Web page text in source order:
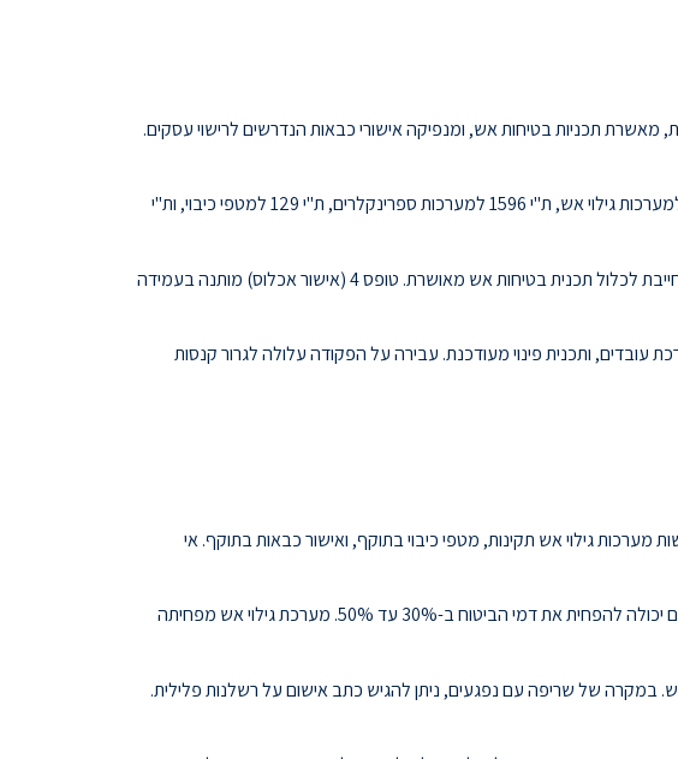
תכניות בטיחות אש, ומנפיקה אישורי כבאות הנדרשים לרישוי עסקים.
מפתח ומעדכן את התקנים הישראליים בתחום בטיחות אש. תקנים מרכזיים כוללים: ת"י 1220 למערכות גילוי אש, ת"י 1596 למערכות ספרינקלרים, ת"י 129 למטפי כיבוי, ות"י
מגדיר דרישות בטיחות אש עבור מבנים חדשים ומבנים עוברים שינוי ייעוד. כל בקשה להיתר בנייה חייבת לכלול תכנית בטיחות אש מאושרת. טופס 4 (אישור אכלוס) מותנה בעמידה
עובדים, ותכנית פינוי מעודכנת. עבירה על הפקודה עלולה לגרור קנסות
מערכות גילוי אש תקינות, מטפי כיבוי בתוקף, ואישור כבאות בתוקף. אי
התקנת מערכות בטיחות אש מתקדמות מזכה בהנחות משמעותיות בדמי הביטוח. מערכת ספרינקלרים יכולה להפחית את דמי הביטוח ב-30% עד 50%. מערכת גילוי אש מפחיתה
במקרה של שריפה עם נפגעים, ניתן להגיש כתב אישום על רשלנות פלילית.